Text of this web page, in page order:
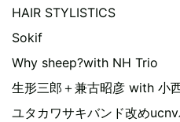
HAIR STYLISTICS
Sokif
Why sheep?with NH Trio
生形三郎＋兼古昭彦 with 小
ユタカワサキバンド改め